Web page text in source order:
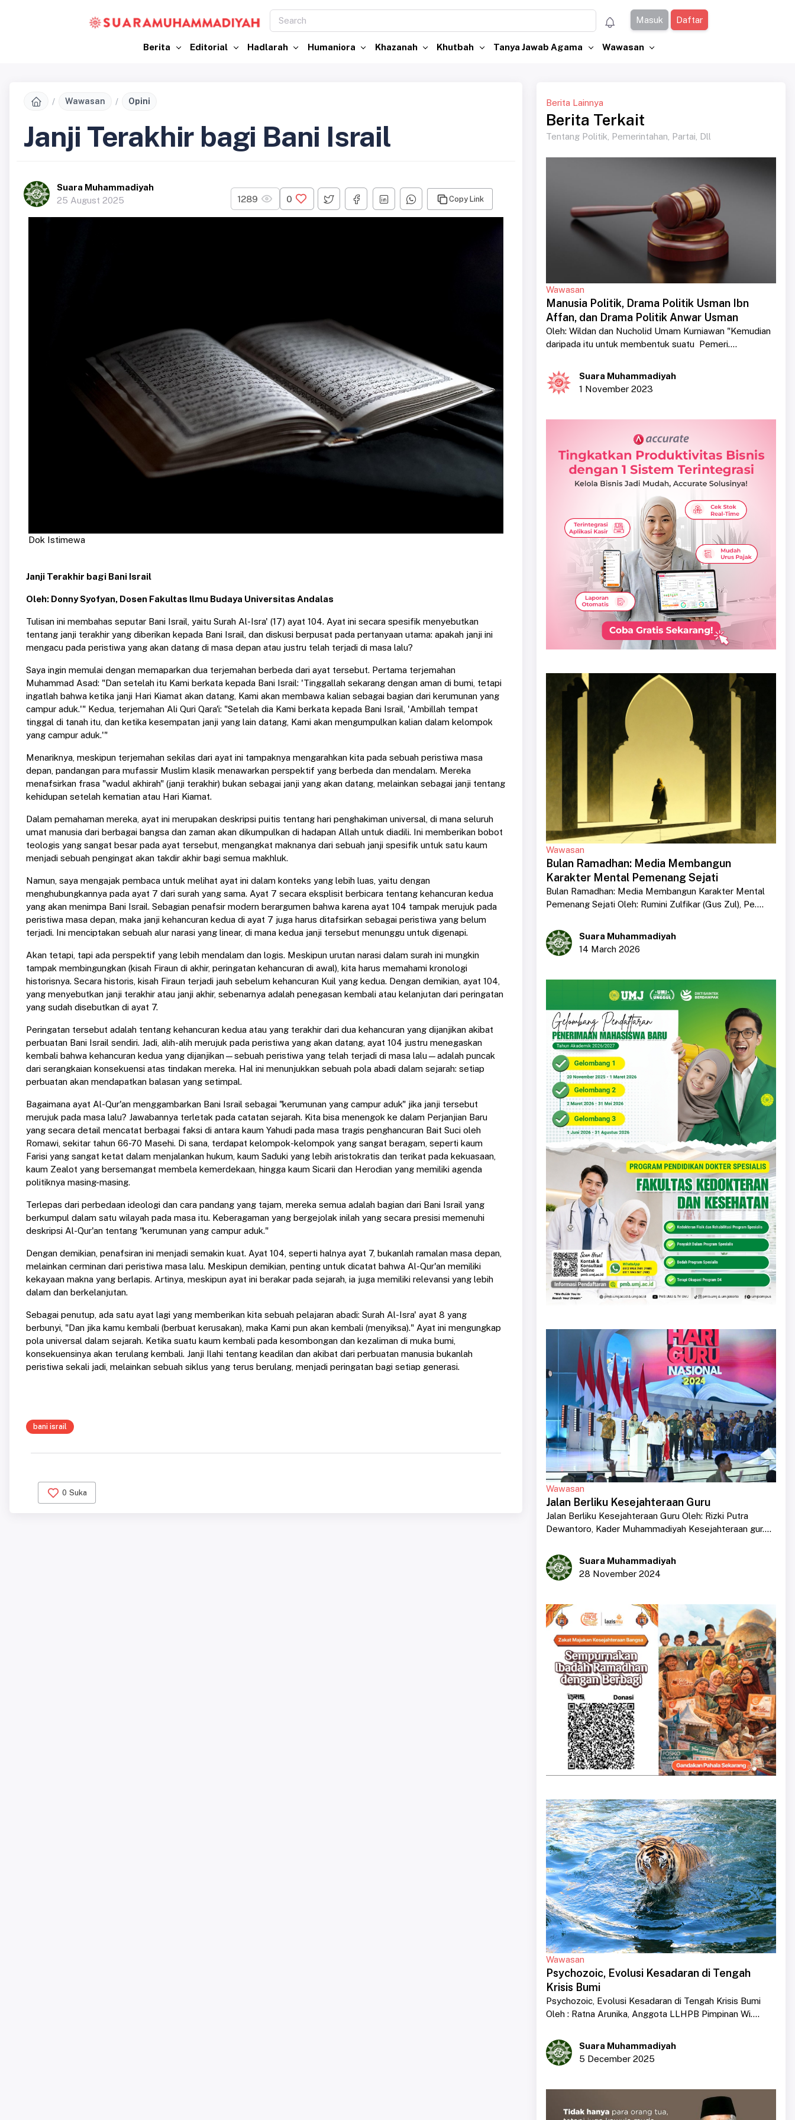
Masuk Daftar
Berita Editorial Hadlarah Humaniora Khazanah Khutbah Tanya Jawab Agama Wawasan
Wawasan Opini
Janji Terakhir bagi Bani Israil
Suara Muhammadiyah
25 August 2025
1289 0 Copy Link
Dok Istimewa
Janji Terakhir bagi Bani Israil
Oleh: Donny Syofyan, Dosen Fakultas Ilmu Budaya Universitas Andalas
Tulisan ini membahas seputar Bani Israil, yaitu Surah Al-Isra' (17) ayat 104. Ayat ini secara spesifik menyebutkan
tentang janji terakhir yang diberikan kepada Bani Israil, dan diskusi berpusat pada pertanyaan utama: apakah janji ini
mengacu pada peristiwa yang akan datang di masa depan atau justru telah terjadi di masa lalu?
Saya ingin memulai dengan memaparkan dua terjemahan berbeda dari ayat tersebut. Pertama terjemahan
Muhammad Asad: "Dan setelah itu Kami berkata kepada Bani Israil: 'Tinggallah sekarang dengan aman di bumi, tetapi
ingatlah bahwa ketika janji Hari Kiamat akan datang, Kami akan membawa kalian sebagai bagian dari kerumunan yang
campur aduk.'" Kedua, terjemahan Ali Quri Qara'i: "Setelah dia Kami berkata kepada Bani Israil, 'Ambillah tempat
tinggal di tanah itu, dan ketika kesempatan janji yang lain datang, Kami akan mengumpulkan kalian dalam kelompok
yang campur aduk.'"
Menariknya, meskipun terjemahan sekilas dari ayat ini tampaknya mengarahkan kita pada sebuah peristiwa masa
depan, pandangan para mufassir Muslim klasik menawarkan perspektif yang berbeda dan mendalam. Mereka
menafsirkan frasa "wadul akhirah" (janji terakhir) bukan sebagai janji yang akan datang, melainkan sebagai janji tentang
kehidupan setelah kematian atau Hari Kiamat.
Dalam pemahaman mereka, ayat ini merupakan deskripsi puitis tentang hari penghakiman universal, di mana seluruh
umat manusia dari berbagai bangsa dan zaman akan dikumpulkan di hadapan Allah untuk diadili. Ini memberikan bobot
teologis yang sangat besar pada ayat tersebut, mengangkat maknanya dari sebuah janji spesifik untuk satu kaum
menjadi sebuah pengingat akan takdir akhir bagi semua makhluk.
Namun, saya mengajak pembaca untuk melihat ayat ini dalam konteks yang lebih luas, yaitu dengan
menghubungkannya pada ayat 7 dari surah yang sama. Ayat 7 secara eksplisit berbicara tentang kehancuran kedua
yang akan menimpa Bani Israil. Sebagian penafsir modern berargumen bahwa karena ayat 104 tampak merujuk pada
peristiwa masa depan, maka janji kehancuran kedua di ayat 7 juga harus ditafsirkan sebagai peristiwa yang belum
terjadi. Ini menciptakan sebuah alur narasi yang linear, di mana kedua janji tersebut menunggu untuk digenapi.
Akan tetapi, tapi ada perspektif yang lebih mendalam dan logis. Meskipun urutan narasi dalam surah ini mungkin
tampak membingungkan (kisah Firaun di akhir, peringatan kehancuran di awal), kita harus memahami kronologi
historisnya. Secara historis, kisah Firaun terjadi jauh sebelum kehancuran Kuil yang kedua. Dengan demikian, ayat 104,
yang menyebutkan janji terakhir atau janji akhir, sebenarnya adalah penegasan kembali atau kelanjutan dari peringatan
yang sudah disebutkan di ayat 7.
Peringatan tersebut adalah tentang kehancuran kedua atau yang terakhir dari dua kehancuran yang dijanjikan akibat
perbuatan Bani Israil sendiri. Jadi, alih-alih merujuk pada peristiwa yang akan datang, ayat 104 justru menegaskan
kembali bahwa kehancuran kedua yang dijanjikan—sebuah peristiwa yang telah terjadi di masa lalu—adalah puncak
dari serangkaian konsekuensi atas tindakan mereka. Hal ini menunjukkan sebuah pola abadi dalam sejarah: setiap
perbuatan akan mendapatkan balasan yang setimpal.
Bagaimana ayat Al-Qur'an menggambarkan Bani Israil sebagai "kerumunan yang campur aduk" jika janji tersebut
merujuk pada masa lalu? Jawabannya terletak pada catatan sejarah. Kita bisa menengok ke dalam Perjanjian Baru
yang secara detail mencatat berbagai faksi di antara kaum Yahudi pada masa tragis penghancuran Bait Suci oleh
Romawi, sekitar tahun 66-70 Masehi. Di sana, terdapat kelompok-kelompok yang sangat beragam, seperti kaum
Farisi yang sangat ketat dalam menjalankan hukum, kaum Saduki yang lebih aristokratis dan terikat pada kekuasaan,
kaum Zealot yang bersemangat membela kemerdekaan, hingga kaum Sicarii dan Herodian yang memiliki agenda
politiknya masing-masing.
Terlepas dari perbedaan ideologi dan cara pandang yang tajam, mereka semua adalah bagian dari Bani Israil yang
berkumpul dalam satu wilayah pada masa itu. Keberagaman yang bergejolak inilah yang secara presisi memenuhi
deskripsi Al-Qur'an tentang "kerumunan yang campur aduk."
Dengan demikian, penafsiran ini menjadi semakin kuat. Ayat 104, seperti halnya ayat 7, bukanlah ramalan masa depan,
melainkan cerminan dari peristiwa masa lalu. Meskipun demikian, penting untuk dicatat bahwa Al-Qur'an memiliki
kekayaan makna yang berlapis. Artinya, meskipun ayat ini berakar pada sejarah, ia juga memiliki relevansi yang lebih
dalam dan berkelanjutan.
Sebagai penutup, ada satu ayat lagi yang memberikan kita sebuah pelajaran abadi: Surah Al-Isra' ayat 8 yang
berbunyi, "Dan jika kamu kembali (berbuat kerusakan), maka Kami pun akan kembali (menyiksa)." Ayat ini mengungkap
pola universal dalam sejarah. Ketika suatu kaum kembali pada kesombongan dan kezaliman di muka bumi,
konsekuensinya akan terulang kembali. Janji Ilahi tentang keadilan dan akibat dari perbuatan manusia bukanlah
peristiwa sekali jadi, melainkan sebuah siklus yang terus berulang, menjadi peringatan bagi setiap generasi.
bani israil
0 Suka
Berita Lainnya
Berita Terkait
Tentang Politik, Pemerintahan, Partai, Dll
Wawasan
Manusia Politik, Drama Politik Usman Ibn
Affan, dan Drama Politik Anwar Usman
Oleh: Wildan dan Nucholid Umam Kurniawan "Kemudian
daripada itu untuk membentuk suatu Pemeri....
Suara Muhammadiyah
1 November 2023
Wawasan
Bulan Ramadhan: Media Membangun
Karakter Mental Pemenang Sejati
Bulan Ramadhan: Media Membangun Karakter Mental
Pemenang Sejati Oleh: Rumini Zulfikar (Gus Zul), Pe....
Suara Muhammadiyah
14 March 2026
Wawasan
Jalan Berliku Kesejahteraan Guru
Jalan Berliku Kesejahteraan Guru Oleh: Rizki Putra
Dewantoro, Kader Muhammadiyah Kesejahteraan gur....
Suara Muhammadiyah
28 November 2024
Wawasan
Psychozoic, Evolusi Kesadaran di Tengah
Krisis Bumi
Psychozoic, Evolusi Kesadaran di Tengah Krisis Bumi
Oleh : Ratna Arunika, Anggota LLHPB Pimpinan Wi....
Suara Muhammadiyah
5 December 2025